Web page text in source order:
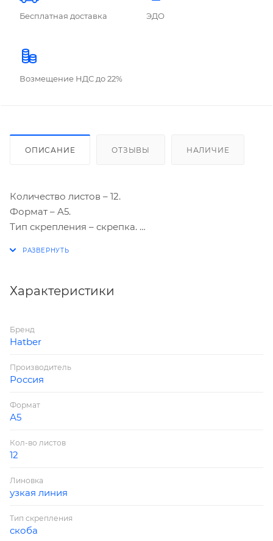
Бесплатная доставка ЭДО
Возмещение НДС до 22%
ОПИСАНИЕ ОТЗЫВЫ НАЛИЧИЕ
Количество листов – 12.
Формат – A5.
Тип скрепления – скрепка.
Цвет бумаги блока – белый.
Характеристики
Бренд
Hatber
Производитель
Россия
Формат
А5
Кол-во листов
12
Линовка
узкая линия
Тип скрепления
скоба